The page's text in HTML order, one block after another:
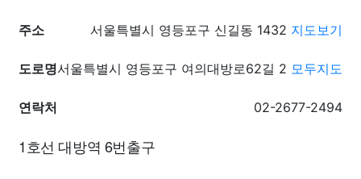
주소 서울특별시 영등포구 신길동 1432 지도보기
도로명서울특별시 영등포구 여의대방로62길 2 모두지도
연락처 02-2677-2494
1호선 대방역 6번출구